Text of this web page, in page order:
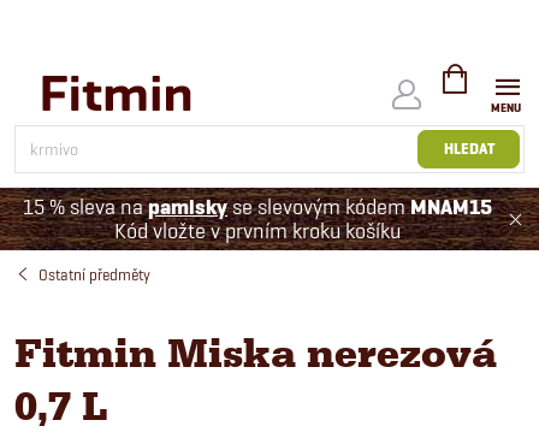
HLEDAT
NÁKUPNÍ
KOŠÍK
15 % sleva napamlskyse slevovým kódemMNAM15
Kód vložte v prvním kroku košíku
Ostatní předměty
Fitmin Miska nerezová
0,7 L